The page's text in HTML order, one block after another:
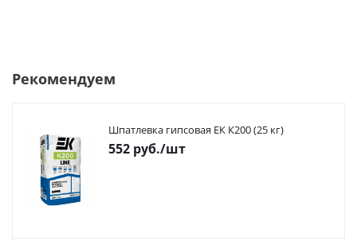
Рекомендуем
Шпатлевка гипсовая ЕК К200 (25 кг)
552 руб./шт